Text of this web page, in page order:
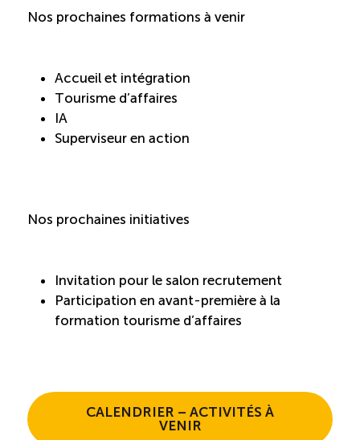
Nos prochaines formations à venir
Accueil et intégration
Tourisme d’affaires
IA
Superviseur en action
Nos prochaines initiatives
Invitation pour le salon recrutement
Participation en avant-première à la
formation tourisme d’affaires
CALENDRIER – ACTIVITÉS À
VENIR